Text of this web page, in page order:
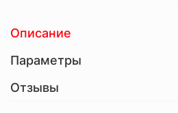
Описание
Параметры
Отзывы